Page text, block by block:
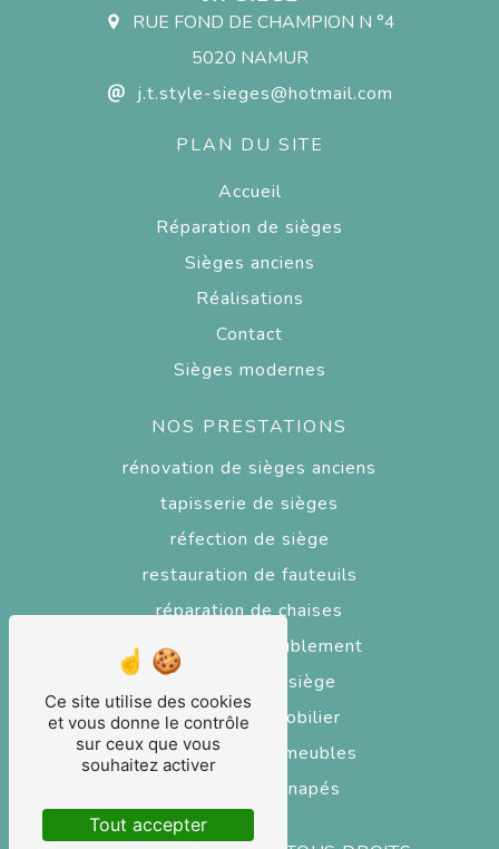
RUE FOND DE CHAMPION N °4
5020 NAMUR
j.t.style-sieges@hotmail.com
PLAN DU SITE
Accueil
Réparation de sièges
Sièges anciens
Réalisations
Contact
Sièges modernes
NOS PRESTATIONS
rénovation de sièges anciens
tapisserie de sièges
réfection de siège
restauration de fauteuils
réparation de chaises
tapisserie d'ameublement
réparateur de siège
réfection de mobilier
restaurateur de meubles
réfection de canapés
Ce site utilise des cookies
et vous donne le contrôle
sur ceux que vous
souhaitez activer
Tout accepter